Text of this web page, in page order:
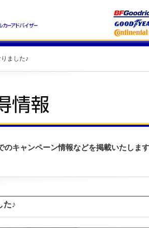
ました♪
のキャンペーン情報などを掲載いたしま
た♪